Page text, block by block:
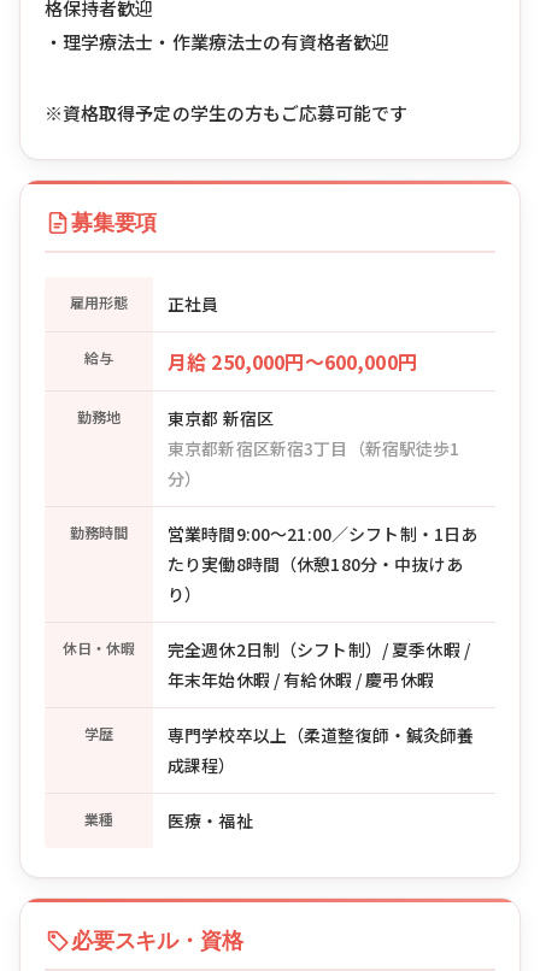
格保持者歓迎
・理学療法士・作業療法士の有資格者歓迎
※資格取得予定の学生の方もご応募可能です
募集要項
雇用形態 正社員
給与 月給 250,000円〜600,000円
勤務地
東京都 新宿区
東京都新宿区新宿3丁目（新宿駅徒歩1
分）
勤務時間
営業時間9:00〜21:00／シフト制・1日あ
たり実働8時間（休憩180分・中抜けあ
り）
休日・休暇
完全週休2日制（シフト制）/ 夏季休暇 /
年末年始休暇 / 有給休暇 / 慶弔休暇
学歴
専門学校卒以上（柔道整復師・鍼灸師養
成課程）
業種 医療・福祉
必要スキル・資格